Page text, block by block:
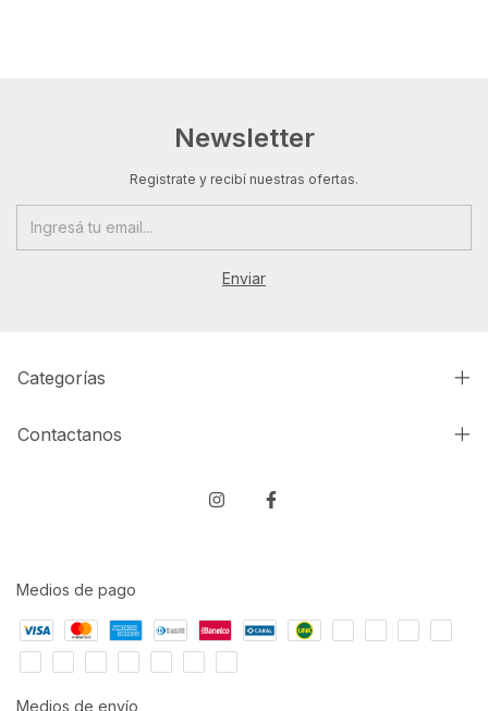
Newsletter
Registrate y recibí nuestras ofertas.
Categorías
Contactanos
Medios de pago
Medios de envío